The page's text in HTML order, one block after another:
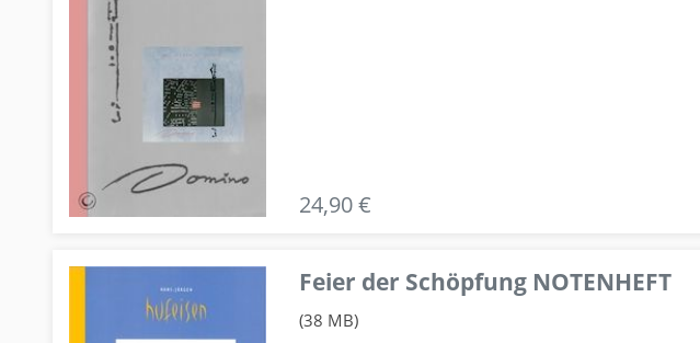
24,90 €
Feier der Schöpfung NOTENHEFT
(38 MB)